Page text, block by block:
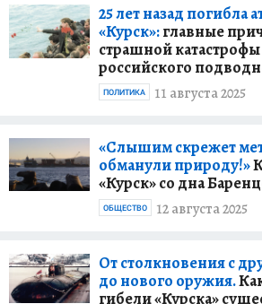
25 лет назад погибла
«Курск»:главные
страшной
российского
11 августа 2025
ПОЛИТИКА
«Слышим скрежет
обманули природу!»
«Курск» со дна
12 августа 2025
ОБЩЕСТВО
От столкновения с
до нового оружия.
гибели «Курска»